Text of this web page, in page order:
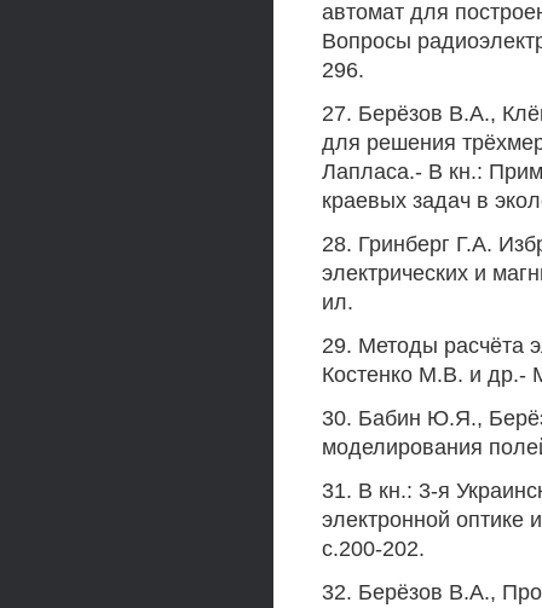
автомат для
Вопросы
296.
27. Берёзов В.А.,
для решения
Лапласа.- В кн.:
краевых задач в
28. Гринберг Г.А.
электрических и
ил.
29. Методы расчёта
Костенко М.В. и др.-
30. Бабин Ю.Я.,
моделирования
31. В кн.: 3-я
электронной оптике
с.200-202.
32. Берёзов В.А.,